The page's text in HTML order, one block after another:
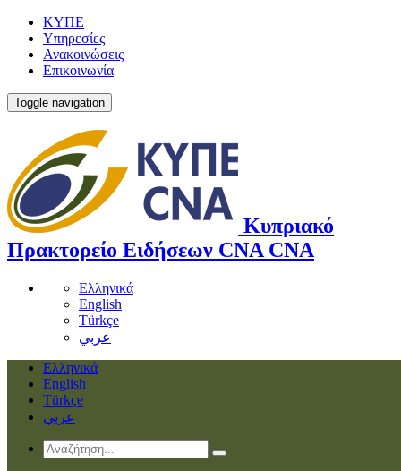
ΚΥΠΕ
Υπηρεσίες
Ανακοινώσεις
Επικοινωνία
Toggle navigation
Κυπριακό
Πρακτορείο Ειδήσεων CNA CNA
Ελληνικά
English
Türkçe
عربي
Ελληνικά
English
Türkçe
عربي